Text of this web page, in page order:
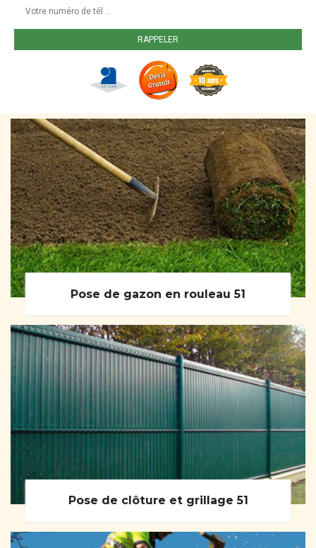
Pose de gazon en rouleau 51
Pose de clôture et grillage 51